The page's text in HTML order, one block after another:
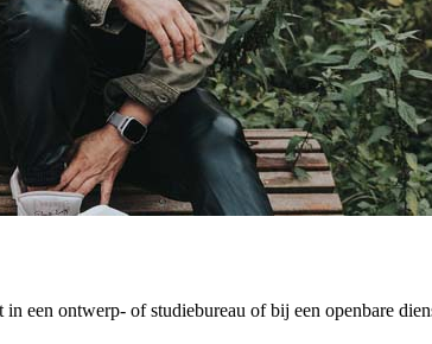
een ontwerp- of studiebureau of bij een openbare